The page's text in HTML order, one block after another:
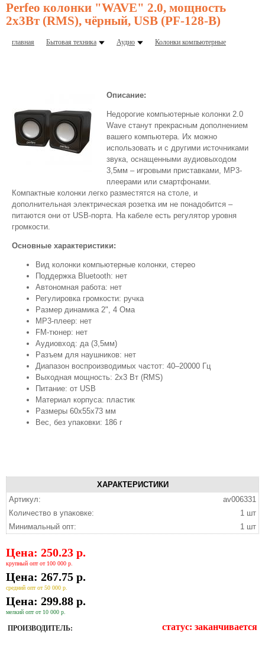
Perfeo колонки "WAVE" 2.0, мощность
2х3Вт (RMS), чёрный, USB (PF-128-B)
главная Бытовая техника Аудио Колонки компьютерные
Описание:
Недорогие компьютерные колонки 2.0
Wave станут прекрасным дополнением
вашего компьютера. Их можно
использовать и с другими источниками
звука, оснащенными аудиовыходом
3,5мм – игровыми приставками, МР3-
плеерами или смартфонами.
Компактные колонки легко разместятся на столе, и
дополнительная электрическая розетка им не понадобится –
питаются они от USB-порта. На кабеле есть регулятор уровня
громкости.
Основные характеристики:
Вид колонки компьютерные колонки, стерео
Поддержка Bluetooth: нет
Автономная работа: нет
Регулировка громкости: ручка
Размер динамика 2", 4 Ома
MP3-плеер: нет
FM-тюнер: нет
Аудиовход: да (3,5мм)
Разъем для наушников: нет
Диапазон воспроизводимых частот: 40–20000 Гц
Выходная мощность: 2х3 Вт (RMS)
Питание: от USB
Материал корпуса: пластик
Размеры 60х55х73 мм
Вес, без упаковки: 186 г
ХАРАКТЕРИСТИКИ
Артикул:
av006331
Количество в упаковке:
1 шт
Минимальный опт:
1 шт
Цена: 250.23 р.
крупный опт от 100 000 р.
Цена: 267.75 р.
средний опт от 50 000 р.
Цена: 299.88 р.
мелкий опт от 10 000 р.
ПРОИЗВОДИТЕЛЬ: статус: заканчивается